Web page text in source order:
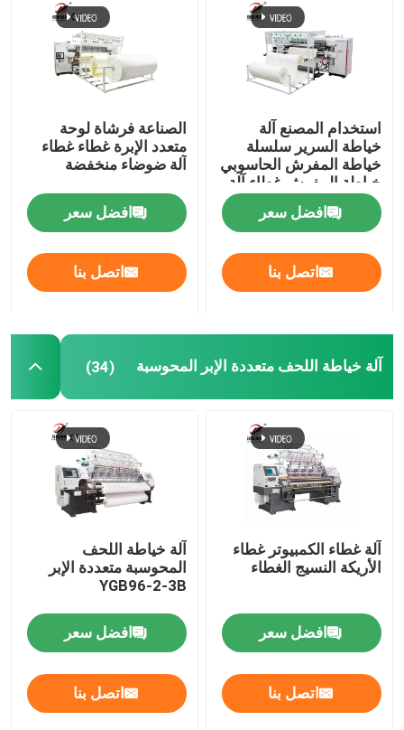
استخدام المصنع آلة
خياطة السرير سلسلة
خياطة المفرش الحاسوبي
خياطة المفرش غطاء آلة
افضل سعر
اتصل بنا
الصناعة فرشاة لوحة
متعدد الإبرة غطاء غطاء
آلة ضوضاء منخفضة
افضل سعر
اتصل بنا
آلة خياطة اللحف متعددة الإبر المحوسبة (34)
آلة غطاء الكمبيوتر غطاء
الأريكة النسيج الغطاء
افضل سعر
اتصل بنا
آلة خياطة اللحف
المحوسبة متعددة الإبر
YGB96-2-3B
افضل سعر
اتصل بنا